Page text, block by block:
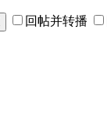
回帖并转播